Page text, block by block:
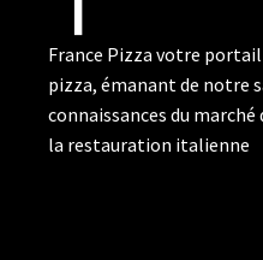
France Pizza votre portail
pizza, émanant de notre
connaissances du
la restauration italienne